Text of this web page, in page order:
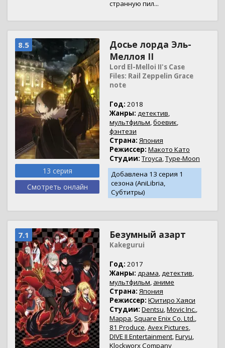
странную пил...
8.5
13 серия
Смотреть онлайн
Досье лорда Эль-
Меллоя II
Lord El-Melloi II's Case
Files: Rail Zeppelin Grace
note
Год: 2018
Жанры: детектив,
мультфильм,боевик,
фэнтези
Страна: Япония
Режиссер: Макото Като
Студии: Troyca,Type-Moon
Добавлена 13 серия 1
сезона (AniLibria,
Субтитры)
7.1 Безумный азарт
Kakegurui
Год: 2017
Жанры: драма,детектив,
мультфильм, аниме
Страна: Япония
Режиссер: Юитиро Хаяси
Студии: Dentsu,Movic Inc.,
Mappa,Square Enix Co. Ltd.,
81 Produce,Avex Pictures,
DIVE II Entertainment,Furyu,
Klockworx Company